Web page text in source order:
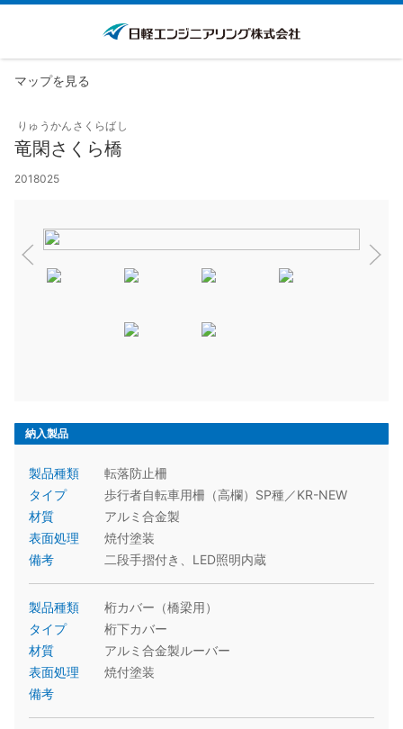
マップを見る
りゅうかんさくらばし
竜閑さくら橋
2018025
納入製品
製品種類
転落防止柵
タイプ
歩行者自転車用柵（高欄）SP種／KR-NEW
材質
アルミ合金製
表面処理
焼付塗装
備考
二段手摺付き、LED照明内蔵
製品種類
桁カバー（橋梁用）
タイプ
桁下カバー
材質
アルミ合金製ルーバー
表面処理
焼付塗装
備考